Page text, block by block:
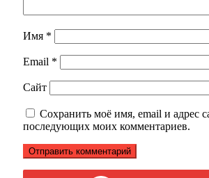
Имя *
Email *
Сайт
Сохранить моё имя, email и адрес
последующих моих комментариев.